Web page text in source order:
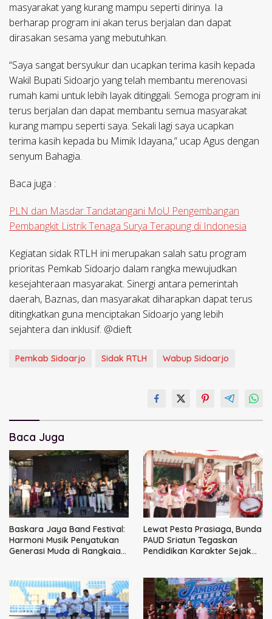
masyarakat yang kurang mampu seperti dirinya. Ia
berharap program ini akan terus berjalan dan dapat
dirasakan sesama yang mebutuhkan.
“Saya sangat bersyukur dan ucapkan terima kasih kepada
Wakil Bupati Sidoarjo yang telah membantu merenovasi
rumah kami untuk lebih layak ditinggali. Semoga program ini
terus berjalan dan dapat membantu semua masyarakat
kurang mampu seperti saya. Sekali lagi saya ucapkan
terima kasih kepada bu Mimik Idayana,” ucap Agus dengan
senyum Bahagia.
Baca juga :
PLN dan Masdar Tandatangani MoU Pengembangan
Pembangkit Listrik Tenaga Surya Terapung di Indonesia
Kegiatan sidak RTLH ini merupakan salah satu program
prioritas Pemkab Sidoarjo dalam rangka mewujudkan
kesejahteraan masyarakat. Sinergi antara pemerintah
daerah, Baznas, dan masyarakat diharapkan dapat terus
ditingkatkan guna menciptakan Sidoarjo yang lebih
sejahtera dan inklusif. @dieft
Pemkab Sidoarjo Sidak RTLH Wabup Sidoarjo
Baca Juga
Baskara Jaya Band Festival:
Harmoni Musik Penyatukan
Generasi Muda di Rangkaian
Lewat Pesta Prasiaga, Bunda
PAUD Sriatun Tegaskan
Pendidikan Karakter Sejak